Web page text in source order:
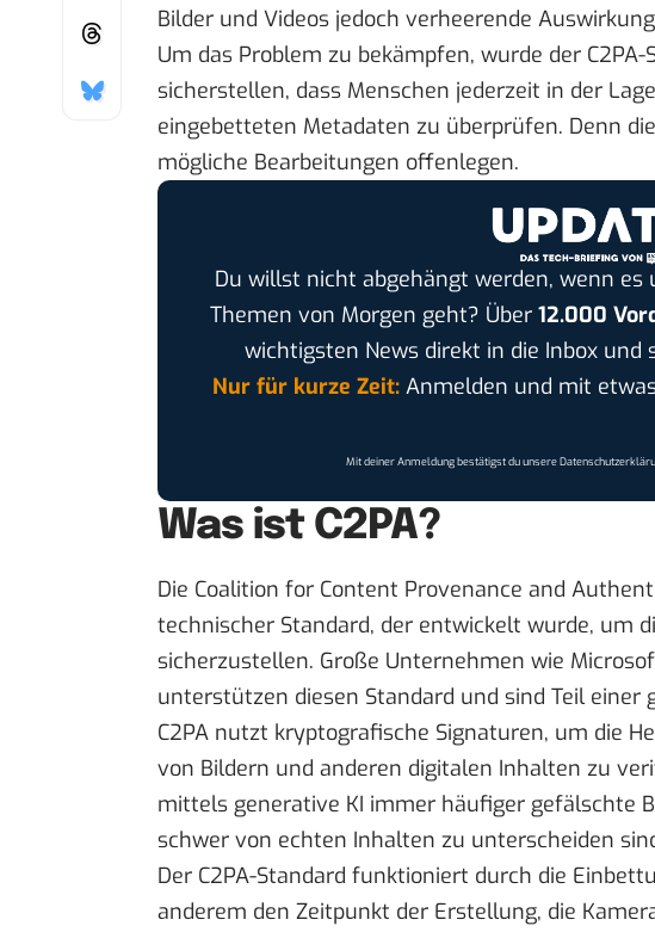
Bilder und Videos jedoch verheerende
Um das Problem zu bekämpfen, wurde der C2PA-
sicherstellen, dass Menschen jederzeit in der
eingebetteten Metadaten zu überprüfen. Denn
mögliche Bearbeitungen offenlegen.
Du willst nicht abgehängt werden, wenn es
Themen von Morgen geht? Über 12.000
wichtigsten News direkt in die Inbox und
Nur für kurze Zeit:Anmelden und mit
Mit deiner Anmeldung bestätigst du unsere
Was ist C2PA?
Die Coalition for Content Provenance and
technischer Standard, der entwickelt wurde, um
sicherzustellen. Große Unternehmen wie
unterstützen diesen Standard und sind Teil einer
C2PA nutzt kryptografische Signaturen, um die
von Bildern und anderen digitalen Inhalten zu
mittels generative KI immer häufiger gefälschte
schwer von echten Inhalten zu unterscheiden
Der C2PA-Standard funktioniert durch die
anderem den Zeitpunkt der Erstellung, die